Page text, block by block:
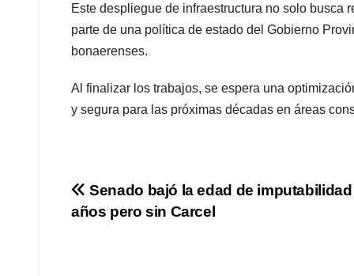
Este despliegue de infraestructura no solo busca
parte de una política de estado del Gobierno
bonaerenses.
Al finalizar los trabajos, se espera una
y segura para las próximas décadas en áreas
Navegación
Senado bajó la edad de imputabilidad
años pero sin Carcel